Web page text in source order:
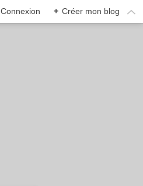
Connexion + Créer mon blog